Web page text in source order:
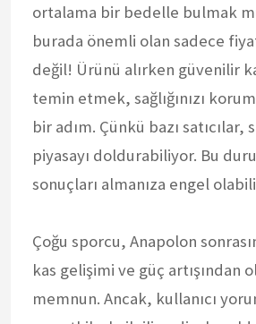
ortalama bir bedelle bulmak
burada önemli olan sadece
değil! Ürünü alırken güvenilir
temin etmek, sağlığınızı
bir adım. Çünkü bazı
piyasayı doldurabiliyor. Bu
sonuçları almanıza engel
Çoğu sporcu, Anapolon
kas gelişimi ve güç artışından
memnun. Ancak, kullanıcı